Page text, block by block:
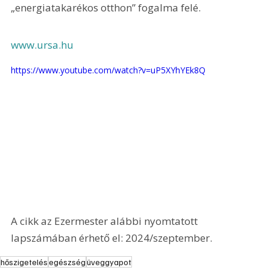
„energiatakarékos otthon” fogalma felé.
www.ursa.hu
https://www.youtube.com/watch?v=uP5XYhYEk8Q
A cikk az Ezermester alábbi nyomtatott
lapszámában érhető el: 2024/szeptember.
hőszigetelésegészségüveggyapot